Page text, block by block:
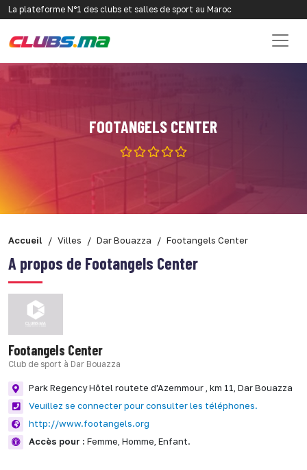
La plateforme N°1 des clubs et salles de sport au Maroc
FOOTANGELS CENTER
Accueil Villes Dar Bouazza Footangels Center
A propos de Footangels Center
Footangels Center
Club de sport à Dar Bouazza
Park Regency Hôtel routete d'Azemmour , km 11, Dar Bouazza
Veuillez se connecter pour consulter les téléphones.
http://www.footangels.org
Accès pour : Femme, Homme, Enfant.